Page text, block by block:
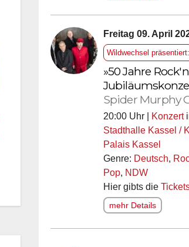
Freitag 09. April
Wildwechsel präsentiert:
»50 Jahre
Spider Murphy
20:00 Uhr | Konzert
Stadthalle Kassel /
Palais Kassel
Genre: Deutsch,
Pop, NDW
Hier gibts die
mehr Details